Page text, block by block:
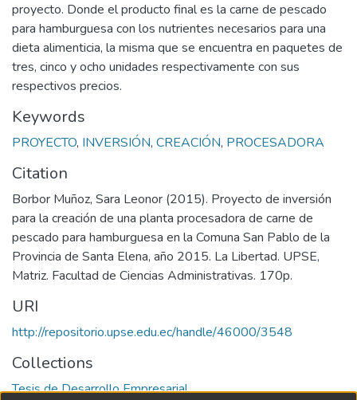
proyecto. Donde el producto final es la carne de pescado
para hamburguesa con los nutrientes necesarios para una
dieta alimenticia, la misma que se encuentra en paquetes de
tres, cinco y ocho unidades respectivamente con sus
respectivos precios.
Keywords
PROYECTO, INVERSIÓN, CREACIÓN, PROCESADORA
Citation
Borbor Muñoz, Sara Leonor (2015). Proyecto de inversión
para la creación de una planta procesadora de carne de
pescado para hamburguesa en la Comuna San Pablo de la
Provincia de Santa Elena, año 2015. La Libertad. UPSE,
Matriz. Facultad de Ciencias Administrativas. 170p.
URI
http://repositorio.upse.edu.ec/handle/46000/3548
Collections
Tesis de Desarrollo Empresarial